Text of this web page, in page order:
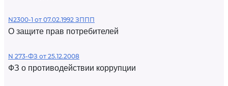
N2300-1 от 07.02.1992 ЗППП
О защите прав потребителей
N 273-ФЗ от 25.12.2008
ФЗ о противодействии коррупции